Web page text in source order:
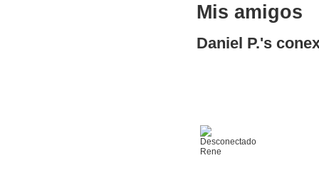
Mis amigos
Daniel P.'s
Rene